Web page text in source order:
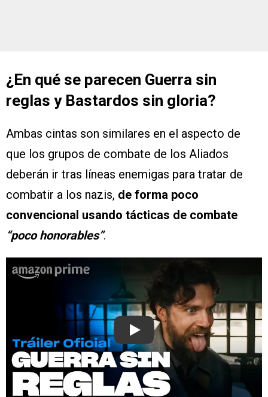
¿En qué se parecen Guerra sin
reglas y Bastardos sin gloria?
Ambas cintas son similares en el aspecto de
que los grupos de combate de los Aliados
deberán ir tras líneas enemigas para tratar de
combatir a los nazis, de forma poco
convencional usando tácticas de combate
“poco honorables”.
Play